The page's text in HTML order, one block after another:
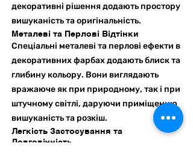
декоративні рішення додають простору
вишуканість та оригінальність.
Металеві та Перлові Відтінки
Спеціальні металеві та перлові ефекти в
декоративних фарбах додають блиск та
глибину кольору. Вони виглядають
вражаюче як при природному, так і при
штучному світлі, даруючи приміщенню
вишуканість та розкіш.
Легкість Застосування та
Довговічність